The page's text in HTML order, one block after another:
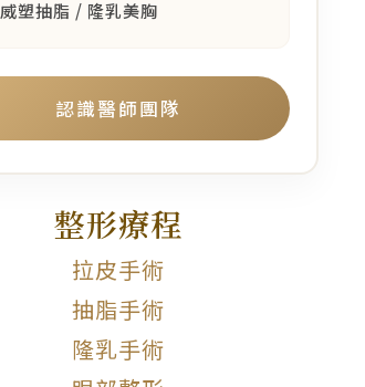
威塑抽脂 / 隆乳美胸
認識醫師團隊
整形療程
拉皮手術
抽脂手術
隆乳手術